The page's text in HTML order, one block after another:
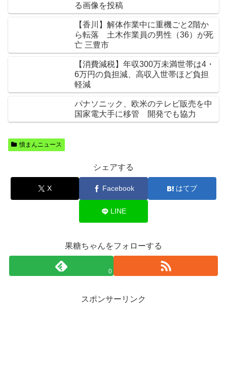
る画像を投稿
【香川】解体作業中に重機ごと2階か
ら転落 土木作業員の男性（36）が死
亡 三豊市
【消費減税】年収300万未満世帯は4・
6万円の負担減、高収入世帯ほど負担
軽減
パナソニック、欧米のテレビ販売を中
国家電大手に移管 開発でも協力
憤まんニュース
シェアする
X Facebook はてブ
LINE
果糖ちゃんをフォローする
0
スポンサーリンク